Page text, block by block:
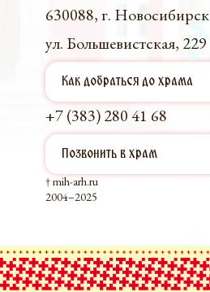
630088, г. Новосибирск
ул. Большевистская, 229
Как добраться до храма
+7 (383) 280 41 68
Позвонить в храм
† mih-arh.ru
2004–2025